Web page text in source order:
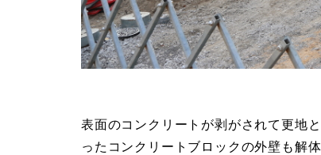
表面のコンクリートが剥がされて更地
ったコンクリートブロックの外壁も解